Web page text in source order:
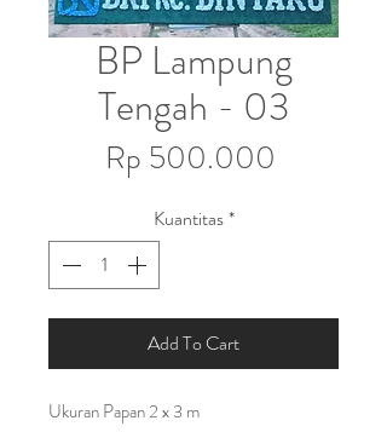
BP Lampung
Tengah - 03
Rp 500.000
Kuantitas*
Add To Cart
Ukuran Papan 2 x 3 m